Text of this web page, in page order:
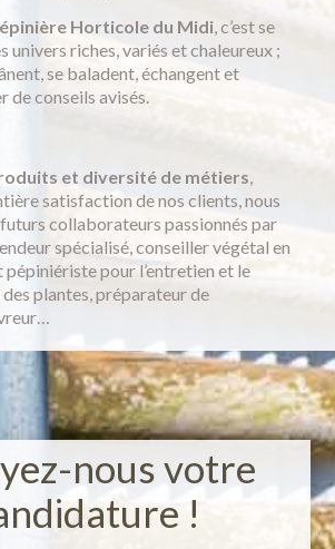
Horticole du Midi, c’est se
univers riches, variés et chaleureux ;
se baladent, échangent et
de conseils avisés.
et diversité de métiers,
satisfaction de nos clients, nous
collaborateurs passionnés par
spécialisé, conseiller végétal en
pépiniériste pour l’entretien et le
plantes, préparateur de
nous votre
!